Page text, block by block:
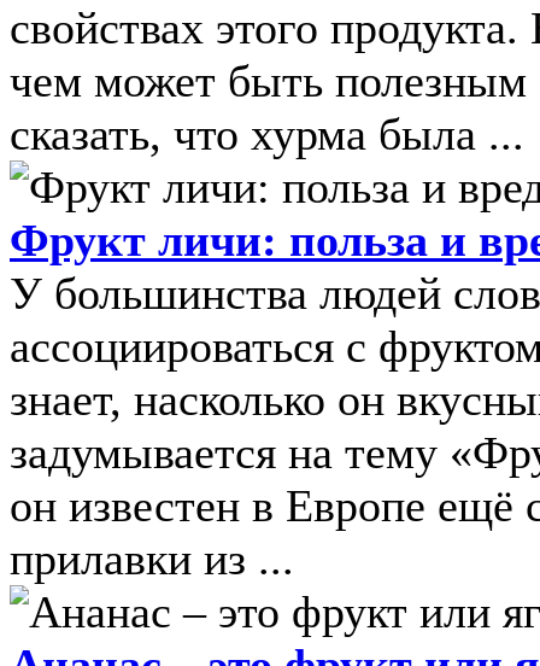
свойствах этого
чем может быть полезным
сказать, что хурма была ...
Фрукт личи: польза и
У большинства людей
ассоциироваться с
знает, насколько он
задумывается на тему
он известен в Европе ещё
прилавки из ...